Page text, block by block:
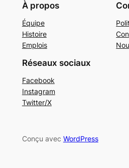
À propos
Équipe
Histoire
Emplois
Réseaux sociaux
Facebook
Instagram
Twitter/X
Conçu avec WordPress